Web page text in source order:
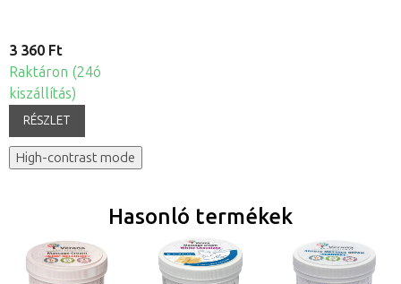
3 360 Ft
Raktáron (24ó
kiszállítás)
RÉSZLET
High-contrast mode
Hasonló termékek